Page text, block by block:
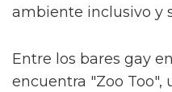
ambiente inclusivo y
Entre los bares gay
encuentra "Zoo Too",